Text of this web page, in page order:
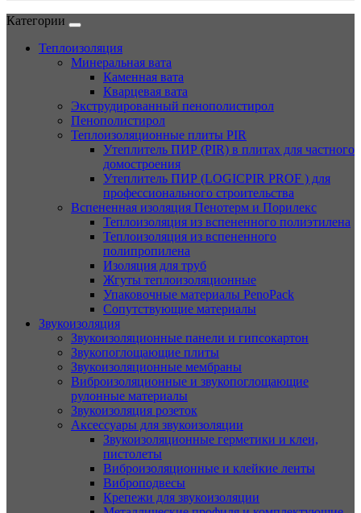
Категории
Теплоизоляция
Минеральная вата
Каменная вата
Кварцевая вата
Экструдированный пенополистирол
Пенополистирол
Теплоизоляционные плиты PIR
Утеплитель ПИР (PIR) в плитах для частного
домостроения
Утеплитель ПИР (LOGICPIR PROF ) для
профессионального строительства
Вспененная изоляция Пенотерм и Порилекс
Теплоизоляция из вспененного полиэтилена
Теплоизоляция из вспененного
полипропилена
Изоляция для труб
Жгуты теплоизоляционные
Упаковочные материалы PenoPack
Сопутствующие материалы
Звукоизоляция
Звукоизоляционные панели и гипсокартон
Звукопоглощающие плиты
Звукоизоляционные мембраны
Виброизоляционные и звукопоглощающие
рулонные материалы
Звукоизоляция розеток
Аксессуары для звукоизоляции
Звукоизоляционные герметики и клеи,
пистолеты
Виброизоляционные и клейкие ленты
Виброподвесы
Крепежи для звукоизоляции